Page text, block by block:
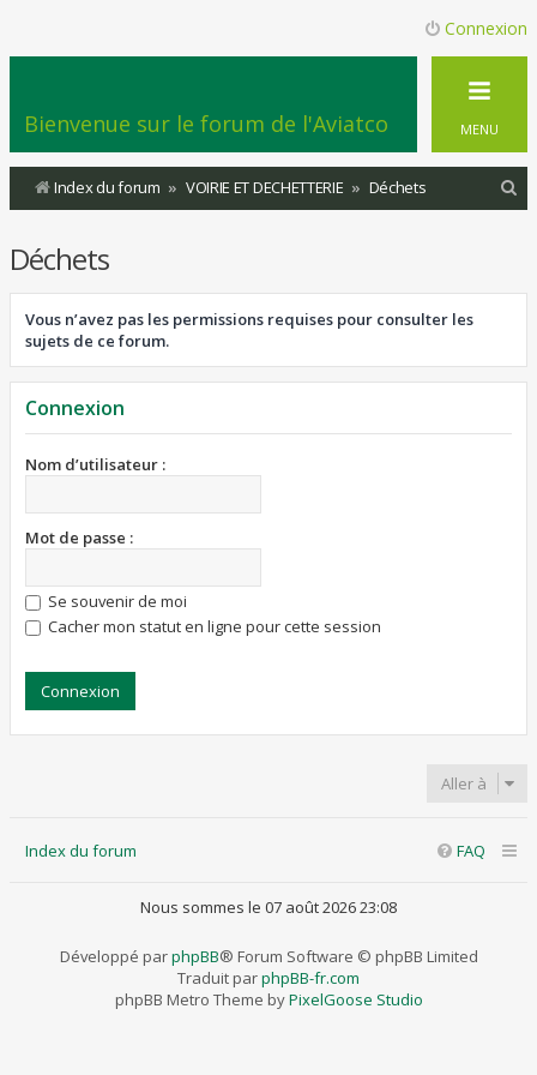
Connexion
Bienvenue sur le forum de l'Aviatco MENU
Index du forum VOIRIE ET DECHETTERIE Déchets
c
Déchets
Vous n’avez pas les permissions requises pour consulter les
sujets de ce forum.
Connexion
Nom d’utilisateur :
Mot de passe :
Se souvenir de moi
Cacher mon statut en ligne pour cette session
Aller à
Index du forum FAQ
Nous sommes le 07 août 2026 23:08
Développé parphpBB® Forum Software © phpBB Limited
Traduit parphpBB-fr.com
phpBB Metro Theme byPixelGoose Studio